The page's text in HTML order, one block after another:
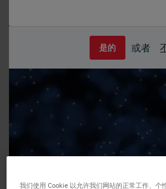
是的 或者
Manual Ancillaries -
我们使用 Cookie 以允许我们网站的正常工作、个